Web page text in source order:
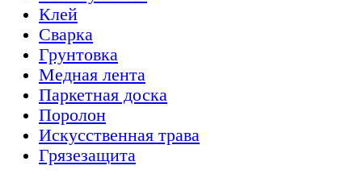
Клей
Сварка
Грунтовка
Медная лента
Паркетная доска
Поролон
Искусственная трава
Грязезащита